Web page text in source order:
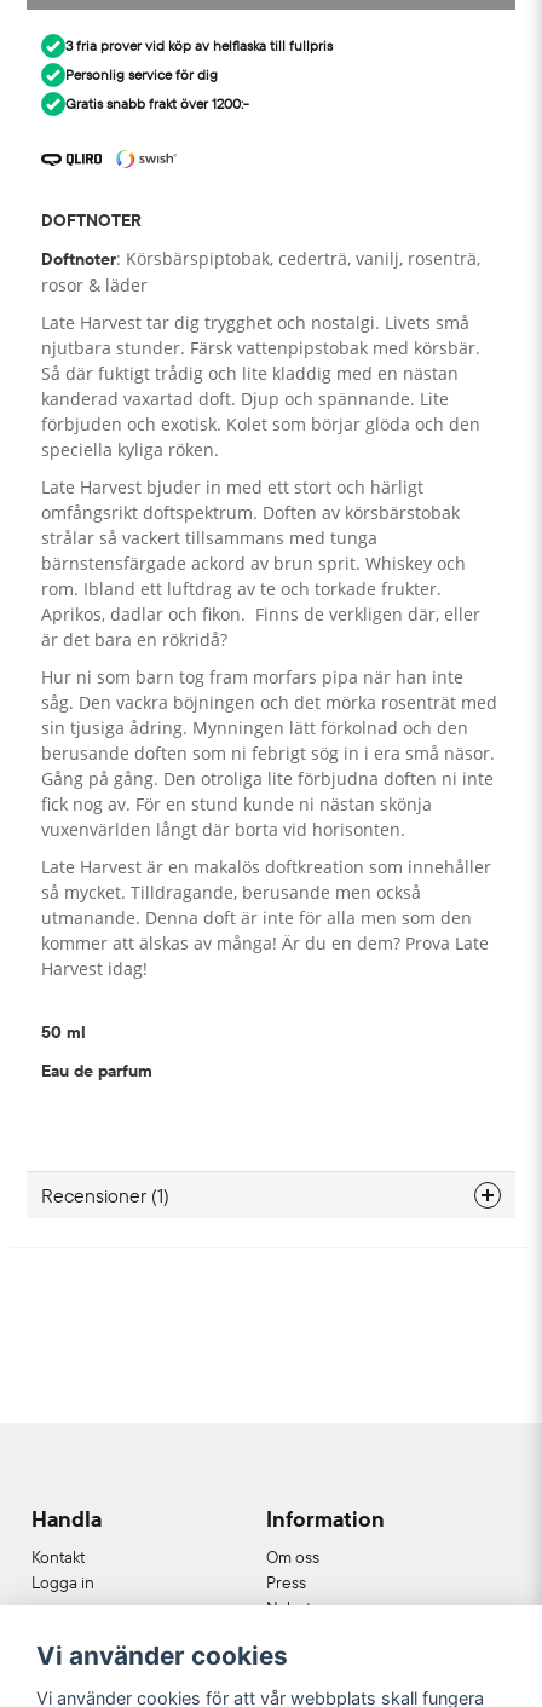
3 fria prover vid köp av helflaska till fullpris
Personlig service för dig
Gratis snabb frakt över 1200:-
DOFTNOTER
Doftnoter: Körsbärspiptobak, cederträ, vanilj, rosenträ,
rosor & läder
Late Harvest tar dig trygghet och nostalgi. Livets små
njutbara stunder. Färsk vattenpipstobak med körsbär.
Så där fuktigt trådig och lite kladdig med en nästan
kanderad vaxartad doft. Djup och spännande. Lite
förbjuden och exotisk. Kolet som börjar glöda och den
speciella kyliga röken.
Late Harvest bjuder in med ett stort och härligt
omfångsrikt doftspektrum. Doften av körsbärstobak
strålar så vackert tillsammans med tunga
bärnstensfärgade ackord av brun sprit. Whiskey och
rom. Ibland ett luftdrag av te och torkade frukter.
Aprikos, dadlar och fikon. Finns de verkligen där, eller
är det bara en rökridå?
Hur ni som barn tog fram morfars pipa när han inte
såg. Den vackra böjningen och det mörka rosenträt med
sin tjusiga ådring. Mynningen lätt förkolnad och den
berusande doften som ni febrigt sög in i era små näsor.
Gång på gång. Den otroliga lite förbjudna doften ni inte
fick nog av. För en stund kunde ni nästan skönja
vuxenvärlden långt där borta vid horisonten.
Late Harvest är en makalös doftkreation som innehåller
så mycket. Tilldragande, berusande men också
utmanande. Denna doft är inte för alla men som den
kommer att älskas av många! Är du en dem? Prova Late
Harvest idag!
50 ml
Eau de parfum
Recensioner (1)
Handla
Kontakt
Logga in
Information
Om oss
Press
Nyheter
Cookies
Köpvillkor
Vi använder cookies
Vi använder cookies för att vår webbplats skall fungera